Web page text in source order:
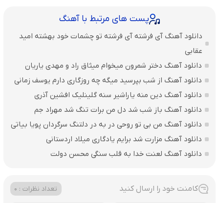
پست های مرتبط با آهنگ
دانلود آهنگ آی فرشته آی فرشته تو چشمات خود بهشته امید
عقابی
دانلود آهنگ دختر شمرون میخوام میثاق راد و مهدی یاریان
دانلود آهنگ از شب بپرسید میگه چه روزگاری دارم یوسف زمانی
دانلود آهنگ دین منه یاراشیر سنه گلینلیک افشین آذری
دانلود آهنگ باز شب شد دل من برات تنگ شد مهراد جم
دانلود آهنگ من بی تو روحی در به در دلتنگ سرگردان پویا بیاتی
دانلود آهنگ مزارت شد برایم یادگاری میلاد اردستانی
دانلود آهنگ لعنت خدا به قلب سنگی محسن دولت
کامنت خود را ارسال کنید تعداد نظرات : 0